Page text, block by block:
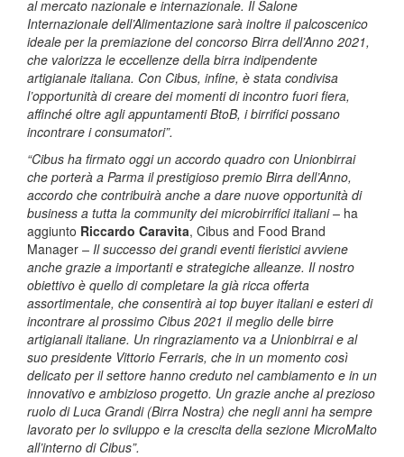
al mercato nazionale e internazionale. Il Salone
Internazionale dell’Alimentazione sarà inoltre il palcoscenico
ideale per la premiazione del concorso Birra dell’Anno 2021,
che valorizza le eccellenze della birra indipendente
artigianale italiana. Con Cibus, infine, è stata condivisa
l’opportunità di creare dei momenti di incontro fuori fiera,
affinché oltre agli appuntamenti BtoB, i birrifici possano
incontrare i consumatori”.
“Cibus ha firmato oggi un accordo quadro con Unionbirrai
che porterà a Parma il prestigioso premio Birra dell’Anno,
accordo che contribuirà anche a dare nuove opportunità di
business a tutta la community dei microbirrifici italiani – ha
aggiunto Riccardo Caravita, Cibus and Food Brand
Manager – Il successo dei grandi eventi fieristici avviene
anche grazie a importanti e strategiche alleanze. Il nostro
obiettivo è quello di completare la già ricca offerta
assortimentale, che consentirà ai top buyer italiani e esteri di
incontrare al prossimo Cibus 2021 il meglio delle birre
artigianali italiane. Un ringraziamento va a Unionbirrai e al
suo presidente Vittorio Ferraris, che in un momento così
delicato per il settore hanno creduto nel cambiamento e in un
innovativo e ambizioso progetto. Un grazie anche al prezioso
ruolo di Luca Grandi (Birra Nostra) che negli anni ha sempre
lavorato per lo sviluppo e la crescita della sezione MicroMalto
all’interno di Cibus”.